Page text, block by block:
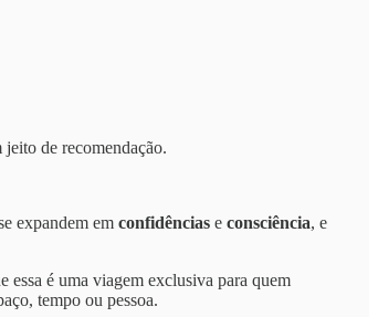
de recomendação.
expandem em confidências e consciência, e
essa é uma viagem exclusiva para quem
tempo ou pessoa.